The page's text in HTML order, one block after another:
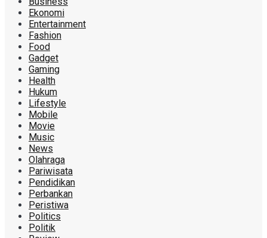
Ekonomi
Entertainment
Fashion
Food
Gadget
Gaming
Health
Hukum
Lifestyle
Mobile
Movie
Music
News
Olahraga
Pariwisata
Pendidikan
Perbankan
Peristiwa
Politics
Politik